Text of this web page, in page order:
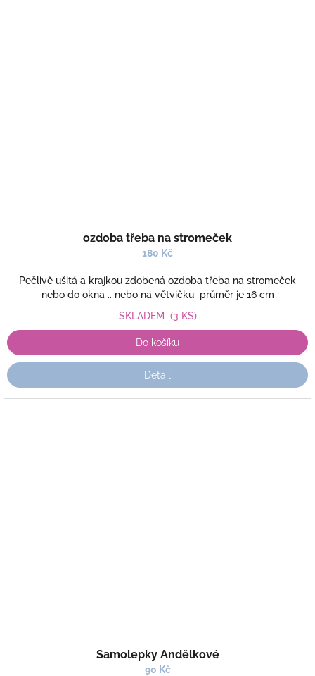
ozdoba třeba na stromeček
180 Kč
Pečlivě ušitá a krajkou zdobená ozdoba třeba na stromeček
nebo do okna .. nebo na větvičku průměr je 16 cm
SKLADEM (3 KS)
Do košíku
Detail
Samolepky Andělkové
90 Kč